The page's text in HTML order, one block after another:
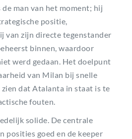
man van het moment; hij
positie,
van zijn directe tegenstander
binnen, waardoor
werd gedaan. Het doelpunt
van Milan bij snelle
dat Atalanta in staat is te
fouten.
solide. De centrale
posities goed en de keeper